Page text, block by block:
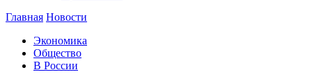
Главная Новости
Экономика
Общество
В России